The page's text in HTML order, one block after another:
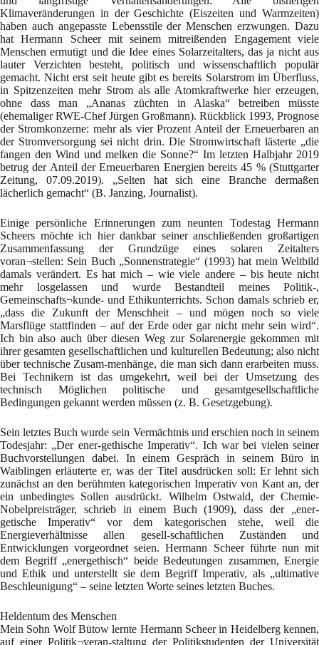
Klimaveränderungen in der Geschichte (Eiszeiten und Warmzeiten)
haben auch angepasste Lebensstile der Menschen erzwungen. Dazu
hat Hermann Scheer mit seinem mitreißenden Engagement viele
Menschen ermutigt und die Idee eines Solarzeitalters, das ja nicht aus
lauter Verzichten besteht, politisch und wissenschaftlich populär
gemacht. Nicht erst seit heute gibt es bereits Solarstrom im Überfluss,
in Spitzenzeiten mehr Strom als alle Atomkraftwerke hier erzeugen,
ohne dass man „Ananas züchten in Alaska“ betreiben müsste
(ehemaliger RWE-Chef Jürgen Großmann). Rückblick 1993, Prognose
der Stromkonzerne: mehr als vier Prozent Anteil der Erneuerbaren an
der Stromversorgung sei nicht drin. Die Stromwirtschaft lästerte „die
fangen den Wind und melken die Sonne?“ Im letzten Halbjahr 2019
betrug der Anteil der Erneuerbaren Energien bereits 45 % (Stuttgarter
Zeitung, 07.09.2019). „Selten hat sich eine Branche dermaßen
lächerlich gemacht“ (B. Janzing, Journalist).
Einige persönliche Erinnerungen zum neunten Todestag Hermann
Scheers möchte ich hier dankbar seiner anschließenden großartigen
Zusammenfassung der Grundzüge eines solaren Zeitalters
voran¬stellen: Sein Buch „Sonnenstrategie“ (1993) hat mein Weltbild
damals verändert. Es hat mich – wie viele andere – bis heute nicht
mehr losgelassen und wurde Bestandteil meines Politik-,
Gemeinschafts¬kunde- und Ethikunterrichts. Schon damals schrieb er,
„dass die Zukunft der Menschheit – und mögen noch so viele
Marsflüge stattfinden – auf der Erde oder gar nicht mehr sein wird“.
Ich bin also auch über diesen Weg zur Solarenergie gekommen mit
ihrer gesamten gesellschaftlichen und kulturellen Bedeutung; also nicht
über technische Zusam-menhänge, die man sich dann erarbeiten muss.
Bei Technikern ist das umgekehrt, weil bei der Umsetzung des
technisch Möglichen politische und gesamtgesellschaftliche
Bedingungen gekannt werden müssen (z. B. Gesetzgebung).
Sein letztes Buch wurde sein Vermächtnis und erschien noch in seinem
Todesjahr: „Der ener-gethische Imperativ“. Ich war bei vielen seiner
Buchvorstellungen dabei. In einem Gespräch in seinem Büro in
Waiblingen erläuterte er, was der Titel ausdrücken soll: Er lehnt sich
zunächst an den berühmten kategorischen Imperativ von Kant an, der
ein unbedingtes Sollen ausdrückt. Wilhelm Ostwald, der Chemie-
Nobelpreisträger, schrieb in einem Buch (1909), dass der „ener-
getische Imperativ“ vor dem kategorischen stehe, weil die
Energieverhältnisse allen gesell-schaftlichen Zuständen und
Entwicklungen vorgeordnet seien. Hermann Scheer führte nun mit
dem Begriff „energethisch“ beide Bedeutungen zusammen, Energie
und Ethik und unterstellt sie dem Begriff Imperativ, als „ultimative
Beschleunigung“ – seine letzten Worte seines letzten Buches.
Heldentum des Menschen
Mein Sohn Wolf Bütow lernte Hermann Scheer in Heidelberg kennen,
auf einer Politik¬veran-staltung der Politikstudenten der Universität